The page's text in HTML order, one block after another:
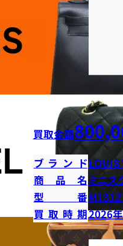
買取金額
ブランドLOUIS
商品名 ミニス
型番
買取時期2026